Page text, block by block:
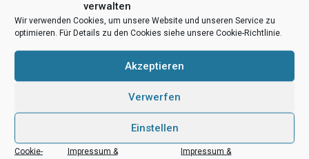
verwalten
Wir verwenden Cookies, um unsere Website und unseren Service zu
optimieren. Für Details zu den Cookies siehe unsere Cookie-Richtlinie.
Akzeptieren
Verwerfen
Einstellen
Cookie-
Impressum &
Impressum &